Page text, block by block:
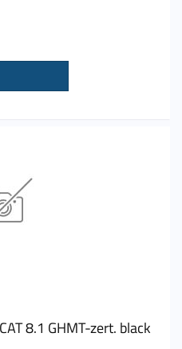
8.1 GHMT-zert. black